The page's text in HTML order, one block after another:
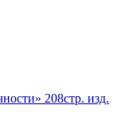
208стр. изд.